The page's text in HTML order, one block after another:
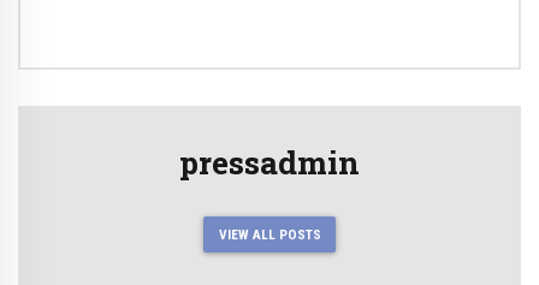
pressadmin
VIEW ALL POSTS